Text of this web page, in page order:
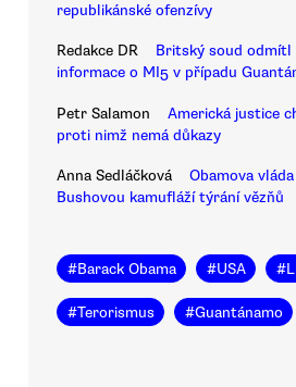
republikánské ofenzívy
Redakce DR
Britský soud odmítl
informace o MI5 v případu
Petr Salamon
Americká justice
proti nimž nemá důkazy
Anna Sedláčková
Obamova
Bushovou kamufláží týrání vězňů
#Barack Obama #USA #
#Terorismus #Guantánamo